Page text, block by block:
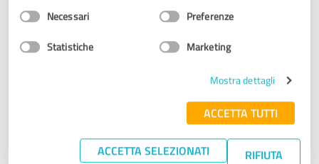
Selezione
del
Necessari Preferenze
Statistiche Marketing
Mostra dettagli
ACCETTA TUTTI
ACCETTA SELEZIONATI RIFIUTA
ECCELLENTE Raccomandazione
Ho deciso di affidarmi a lei e non me ne sono pentita. Il mio
trapianto di capelli è stato un completo successo. Posso già
vedere come i miei capelli stiano diventando più spessi. La
clinica era ultramoderna e i medici si sono presi tutto il
tempo necessario. Grazie a Beautymax per l'organizzazione
perfetta. Vi raccomanderò sicuramente ad altri